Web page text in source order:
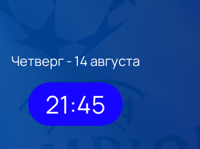
Четверг - 14 августа
21:45